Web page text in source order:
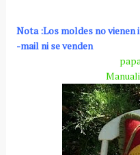
Nota :Los moldes no vienen
-mail ni se venden